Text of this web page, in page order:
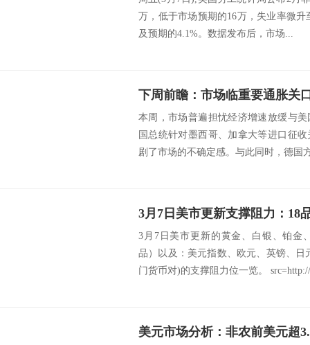
万，低于市场预期的16万，失业率微升
及预期的4.1%。数据发布后，市场...
下周前瞻：市场临重要通胀关
本周，市场普遍担忧经济增速放缓与
国总统针对墨西哥、加拿大等进口征
剧了市场的不确定感。与此同时，德国
3月7日美市更新的黄金、白银、铂金
品）以及：美元指数、欧元、英镑、
门货币对)的支撑阻力位一览。